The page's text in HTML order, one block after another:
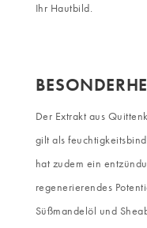
Ihr Hautbild.
Der Extrakt aus
gilt als
hat zudem ein
regenerierendes
Süßmandelöl und